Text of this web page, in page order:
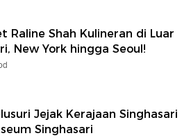
Raline Shah Kulineran di Luar
New York hingga Seoul!
Jejak Kerajaan Singhasari
Singhasari